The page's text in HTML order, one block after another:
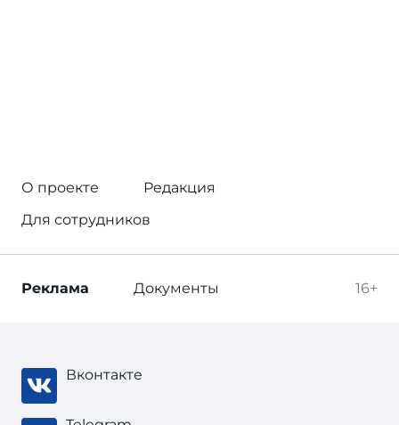
О проекте
Редакция
Для сотрудников
16+
Реклама Документы
Вконтакте